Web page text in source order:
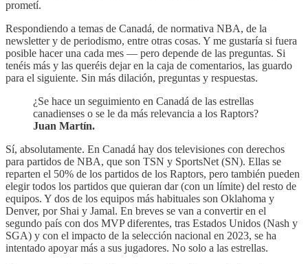
prometí.
Respondiendo a temas de Canadá, de normativa NBA, de la
newsletter y de periodismo, entre otras cosas. Y me gustaría si fuera
posible hacer una cada mes — pero depende de las preguntas. Si
tenéis más y las queréis dejar en la caja de comentarios, las guardo
para el siguiente. Sin más dilación, preguntas y respuestas.
¿Se hace un seguimiento en Canadá de las estrellas
canadienses o se le da más relevancia a los Raptors?
Juan Martín.
Sí, absolutamente. En Canadá hay dos televisiones con derechos
para partidos de NBA, que son TSN y SportsNet (SN). Ellas se
reparten el 50% de los partidos de los Raptors, pero también pueden
elegir todos los partidos que quieran dar (con un límite) del resto de
equipos. Y dos de los equipos más habituales son Oklahoma y
Denver, por Shai y Jamal. En breves se van a convertir en el
segundo país con dos MVP diferentes, tras Estados Unidos (Nash y
SGA) y con el impacto de la selección nacional en 2023, se ha
intentado apoyar más a sus jugadores. No solo a las estrellas.